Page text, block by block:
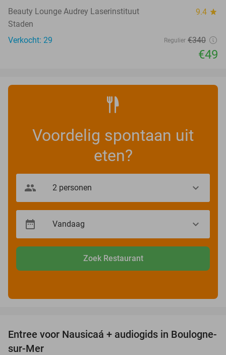
Beauty Lounge Audrey Laserinstituut 9.4 star
Staden
Verkocht: 29
Regulier €340
€49
Voordelig spontaan uit
eten?
Zoek Restaurant
27%
Entree voor Nausicaá + audiogids in Boulogne-
sur-Mer